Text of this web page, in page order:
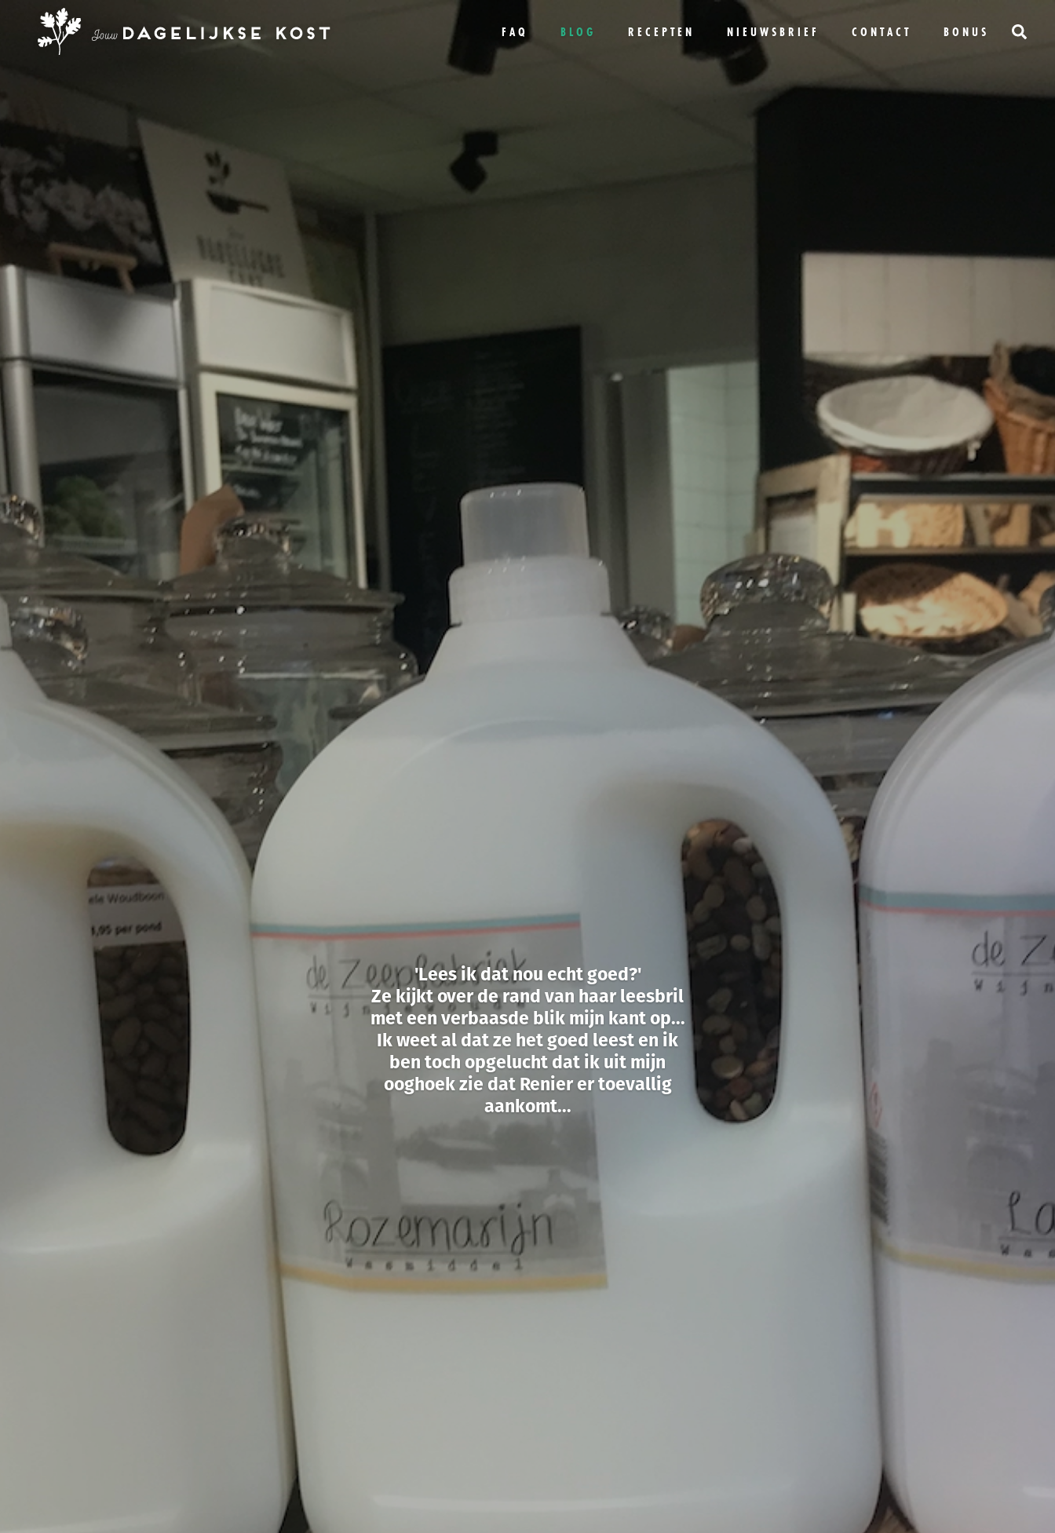
FAQ BLOG RECEPTEN NIEUWSBRIEF CONTACT BONUS
'Lees ik dat nou echt goed?'
Ze kijkt over de rand van haar leesbril
met een verbaasde blik mijn kant op...
Ik weet al dat ze het goed leest en ik
ben toch opgelucht dat ik uit mijn
ooghoek zie dat Renier er toevallig
aankomt...